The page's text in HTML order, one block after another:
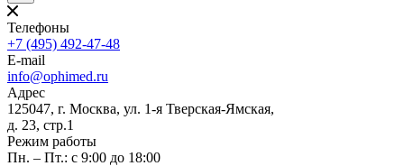
Телефоны
+7 (495) 492-47-48
E-mail
info@ophimed.ru
Адрес
125047, г. Москва, ул. 1-я Тверская-Ямская,
д. 23, стр.1
Режим работы
Пн. – Пт.: с 9:00 до 18:00